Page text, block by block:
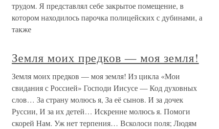
трудом. Я представлял себе закрытое помещение, в
котором находилось парочка полицейских с дубинами, а
также
Земля моих предков — моя земля!
Земля моих предков — моя земля! Из цикла «Мои
свидания с Россией» Господи Иисусе — Код духовных
слов… За страну молюсь я, За её сынов. И за дочек
Руссии, И за их детей… Искренне молюсь я. Помоги
скорей Нам. Уж нет терпения… Всколоси поля; Людям